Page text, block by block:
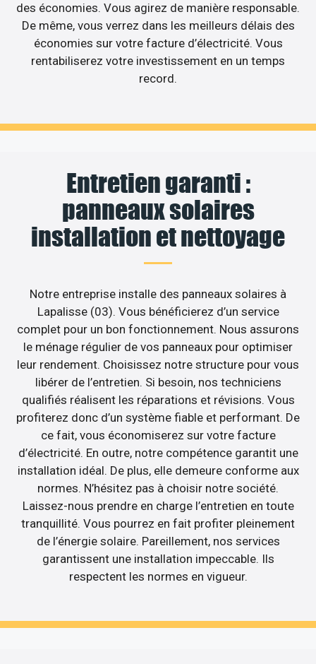
des économies. Vous agirez de manière responsable.
De même, vous verrez dans les meilleurs délais des
économies sur votre facture d’électricité. Vous
rentabiliserez votre investissement en un temps
record.
Entretien garanti :
panneaux solaires
installation et nettoyage
Notre entreprise installe des panneaux solaires à
Lapalisse (03). Vous bénéficierez d’un service
complet pour un bon fonctionnement. Nous assurons
le ménage régulier de vos panneaux pour optimiser
leur rendement. Choisissez notre structure pour vous
libérer de l’entretien. Si besoin, nos techniciens
qualifiés réalisent les réparations et révisions. Vous
profiterez donc d’un système fiable et performant. De
ce fait, vous économiserez sur votre facture
d’électricité. En outre, notre compétence garantit une
installation idéal. De plus, elle demeure conforme aux
normes. N’hésitez pas à choisir notre société.
Laissez-nous prendre en charge l’entretien en toute
tranquillité. Vous pourrez en fait profiter pleinement
de l’énergie solaire. Pareillement, nos services
garantissent une installation impeccable. Ils
respectent les normes en vigueur.